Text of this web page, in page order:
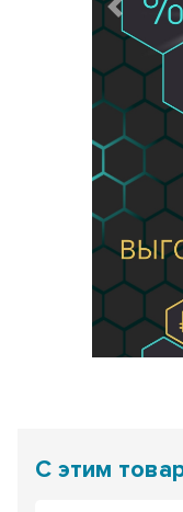
С этим